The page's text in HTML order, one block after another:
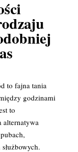
to fajna tania
godzinami
to
alternatywa